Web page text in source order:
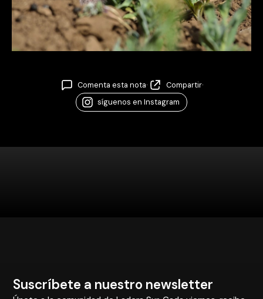
Comenta esta nota· Compartir·
síguenos en Instagram
Suscríbete a nuestro newsletter